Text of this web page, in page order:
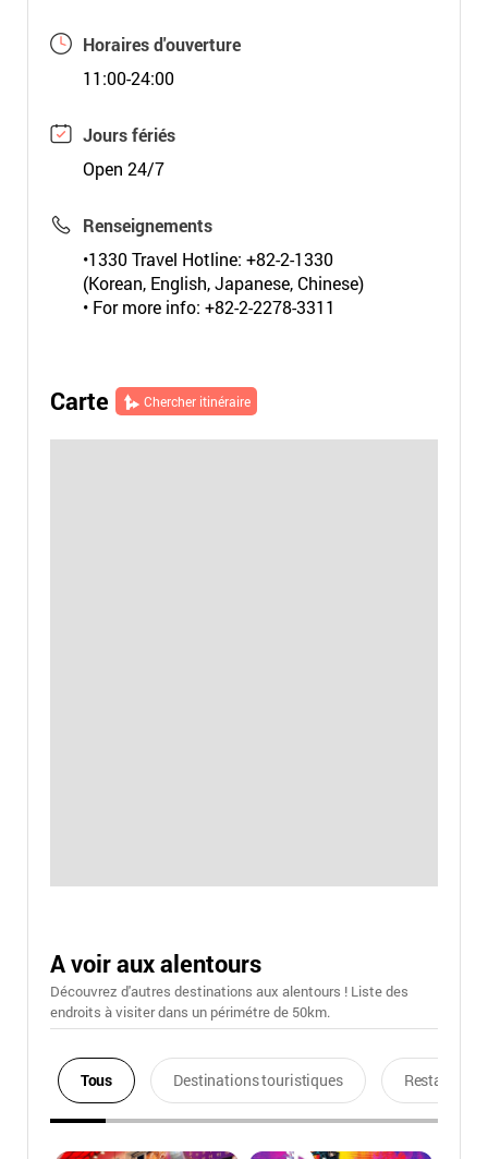
Horaires d'ouverture
11:00-24:00
Jours fériés
Open 24/7
Renseignements
•1330 Travel Hotline: +82-2-1330
(Korean, English, Japanese, Chinese)
• For more info: +82-2-2278-3311
Carte Chercher itinéraire
A voir aux alentours
Découvrez d'autres destinations aux alentours ! Liste des
endroits à visiter dans un périmétre de 50km.
Tous Destinations touristiques Restaurants